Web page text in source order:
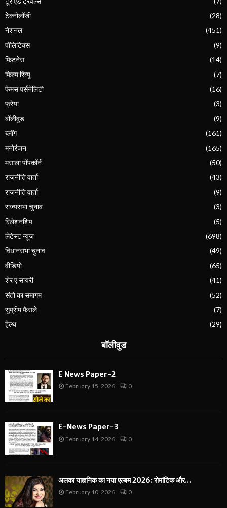
टेक्नोलॉजी
(28)
नेशनल
(451)
पॉलिटिक्स
(9)
फिटनेस
(14)
फिल्म रिव्यू
(7)
फेमस पर्सनेलिटी
(16)
फ्रेया
(3)
बॉलीवुड
(9)
ब्लॉग
(161)
मनोरंजन
(165)
मसाला पॉपकॉर्न
(50)
राजनीति वार्ता
(43)
राजनीति वार्ता
(9)
राज्यसभा चुनाव
(3)
रिलेशनशिप
(5)
लेटेस्ट न्यूज
(698)
विधानसभा चुनाव
(49)
वीडियो
(65)
शेर ए सायरी
(41)
संतो का समागम
(52)
सुप्रीम फैसले
(7)
हेल्थ
(29)
बॉलीवुड
E News Paper-2
February 15, 2026 0
E-News Paper-3
February 14, 2026 0
अलका याज्ञनिक का नया एल्बम 2026: रोमांटिक और...
February 10, 2026 0